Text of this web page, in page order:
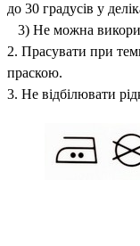
до 30 градусів у
3) Не можна
2. Прасувати при
праскою.
3. Не відбілювати